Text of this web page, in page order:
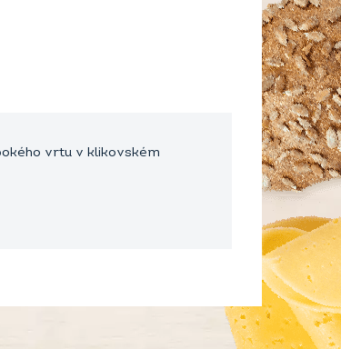
vrtu v klikovském